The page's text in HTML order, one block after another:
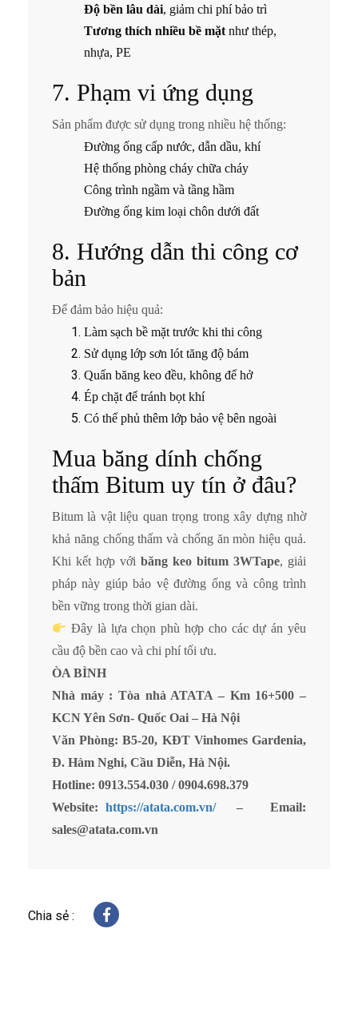
Độ bền lâu dài, giảm chi phí bảo trì
Tương thích nhiều bề mặt như thép,
nhựa, PE
7. Phạm vi ứng dụng
Sản phẩm được sử dụng trong nhiều hệ thống:
Đường ống cấp nước, dẫn dầu, khí
Hệ thống phòng cháy chữa cháy
Công trình ngầm và tầng hầm
Đường ống kim loại chôn dưới đất
8. Hướng dẫn thi công cơ
bản
Để đảm bảo hiệu quả:
Làm sạch bề mặt trước khi thi công
Sử dụng lớp sơn lót tăng độ bám
Quấn băng keo đều, không để hở
Ép chặt để tránh bọt khí
Có thể phủ thêm lớp bảo vệ bên ngoài
Mua băng dính chống
thấm Bitum uy tín ở đâu?
Bitum là vật liệu quan trọng trong xây dựng nhờ
khả năng chống thấm và chống ăn mòn hiệu quả.
Khi kết hợp với băng keo bitum 3WTape, giải
pháp này giúp bảo vệ đường ống và công trình
bền vững trong thời gian dài.
Đây là lựa chọn phù hợp cho các dự án yêu
cầu độ bền cao và chi phí tối ưu.
ÒA BÌNH
Nhà máy : Tòa nhà ATATA – Km 16+500 –
KCN Yên Sơn- Quốc Oai – Hà Nội
Văn Phòng: B5-20, KĐT Vinhomes Gardenia,
Đ. Hàm Nghi, Cầu Diễn, Hà Nội.
Hotline: 0913.554.030 / 0904.698.379
Website: https://atata.com.vn/– Email:
sales@atata.com.vn
Chia sẻ :